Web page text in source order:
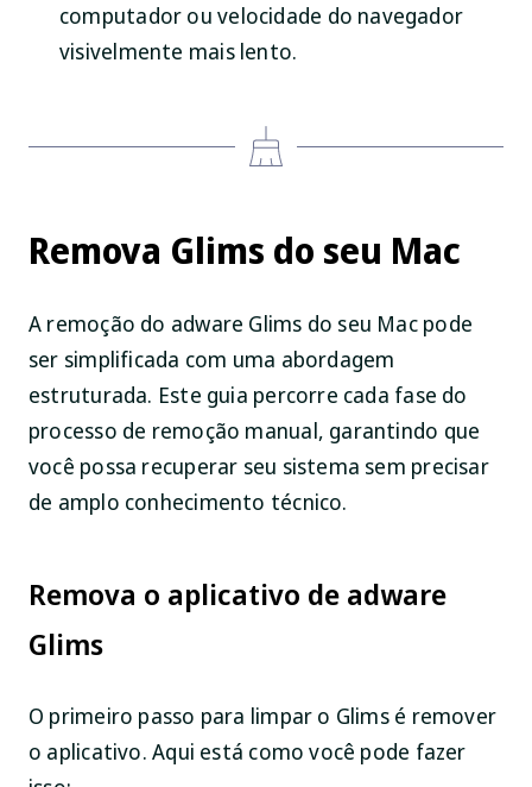
computador ou velocidade do navegador
visivelmente mais lento.
Remova Glims do seu Mac
A remoção do adware Glims do seu Mac pode
ser simplificada com uma abordagem
estruturada. Este guia percorre cada fase do
processo de remoção manual, garantindo que
você possa recuperar seu sistema sem precisar
de amplo conhecimento técnico.
Remova o aplicativo de adware
Glims
O primeiro passo para limpar o Glims é remover
o aplicativo. Aqui está como você pode fazer